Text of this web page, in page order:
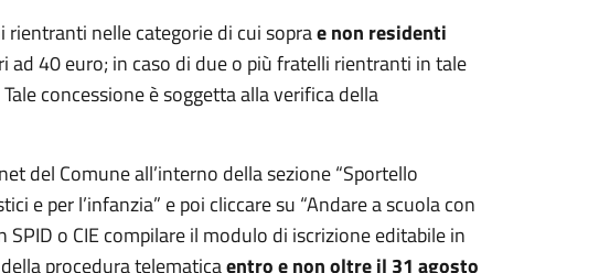
rientranti nelle categorie di cui soprae non residenti
ad 40 euro; in caso di due o più fratelli rientranti in tale
concessione è soggetta alla verifica della
del Comune all’interno della sezione “Sportello
e per l’infanzia” e poi cliccare su “Andare a scuola con
SPID o CIE compilare il modulo di iscrizione editabile in
procedura telematicaentro e non oltre il 31 agosto